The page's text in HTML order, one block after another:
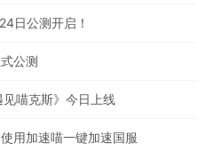
日公测开启！
公测
喵克斯》今日上线
用加速喵一键加速国服